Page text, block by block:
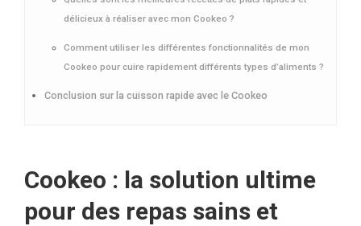
délicieux à réaliser avec mon Cookeo ?
Comment utiliser les différentes fonctionnalités de mon
Cookeo pour cuire rapidement différents types d’aliments ?
Conclusion sur la cuisson rapide avec le Cookeo
Cookeo : la solution ultime
pour des repas sains et